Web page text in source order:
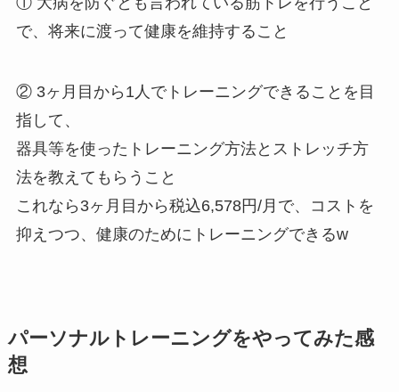
で、将来に渡って健康を維持すること
② 3ヶ月目から1人でトレーニングできることを目
指して、
器具等を使ったトレーニング方法とストレッチ方
法を教えてもらうこと
これなら3ヶ月目から税込6,578円/月で、コストを
抑えつつ、健康のためにトレーニングできるw
パーソナルトレーニングをやってみた感
想